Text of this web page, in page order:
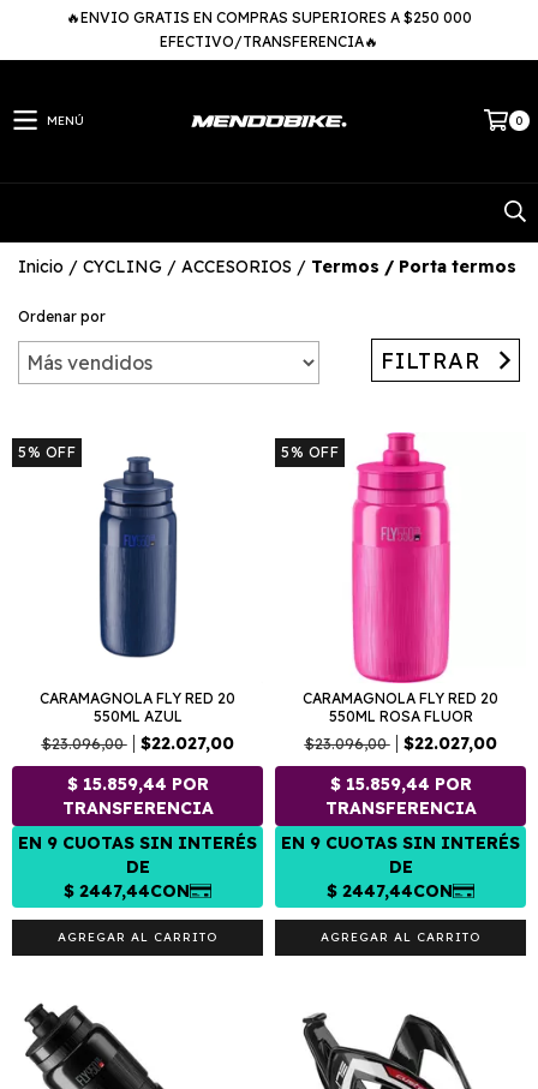
🔥ENVIO GRATIS EN COMPRAS SUPERIORES A $250 000
EFECTIVO/TRANSFERENCIA🔥
MENÚ 0
Inicio / CYCLING / ACCESORIOS / Termos / Porta termos
Ordenar por
FILTRAR
5% OFF
CARAMAGNOLA FLY RED 20
550ML AZUL
$23.096,00
$22.027,00
5% OFF
CARAMAGNOLA FLY RED 20
550ML ROSA FLUOR
$23.096,00
$22.027,00